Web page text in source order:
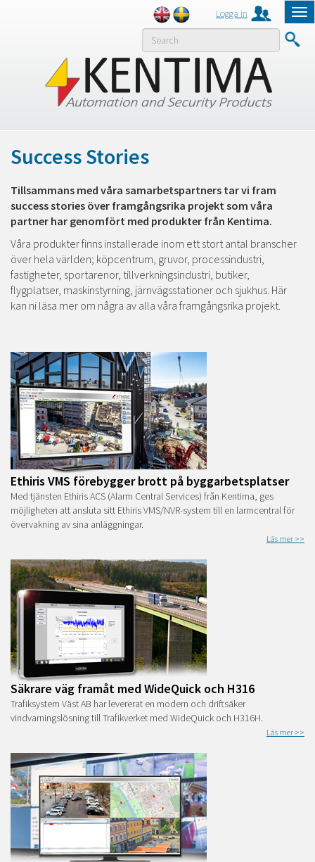
Logga in
Success Stories
Tillsammans med våra samarbetspartners tar vi fram
success stories över framgångsrika projekt som våra
partner har genomfört med produkter från Kentima.
Våra produkter finns installerade inom ett stort antal branscher
över hela världen; köpcentrum, gruvor, processindustri,
fastigheter, sportarenor, tillverkningsindustri, butiker,
flygplatser, maskinstyrning, järnvägsstationer och sjukhus. Här
kan ni läsa mer om några av alla våra framgångsrika projekt.
Ethiris VMS förebygger brott på byggarbetsplatser
Med tjänsten Ethiris ACS (Alarm Central Services) från Kentima, ges
möjligheten att ansluta sitt Ethiris VMS/NVR-system till en larmcentral för
övervakning av sina anläggningar.
Läs mer >>
Säkrare väg framåt med WideQuick och H316
Trafiksystem Väst AB har levererat en modern och driftsäker
vindvarningslösning till Trafikverket med WideQuick och H316H.
Läs mer >>